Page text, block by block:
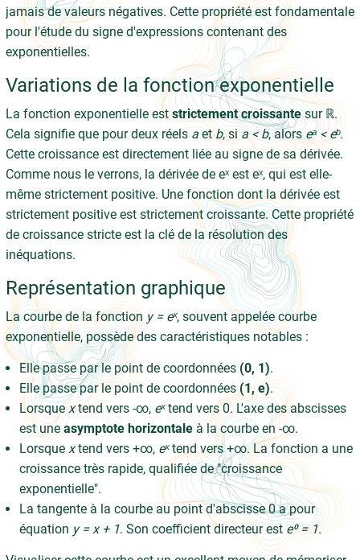
jamais de valeurs négatives. Cette propriété est fondamentale
pour l'étude du signe d'expressions contenant des
exponentielles.
Variations de la fonction exponentielle
La fonction exponentielle eststrictement croissantesur ℝ.
Cela signifie que pour deux réels aetb, sia < b, alorseᵃ < eᵇ.
Cette croissance est directement liée au signe de sa dérivée.
Comme nous le verrons, la dérivée de eˣ est eˣ, qui est elle-
même strictement positive. Une fonction dont la dérivée est
strictement positive est strictement croissante. Cette propriété
de croissance stricte est la clé de la résolution des
inéquations.
Représentation graphique
La courbe de la fonction y = eˣ, souvent appelée courbe
exponentielle, possède des caractéristiques notables :
Elle passe par le point de coordonnées (0, 1).
Elle passe par le point de coordonnées (1, e).
Lorsquextend vers -∞, eˣtend vers 0. L'axe des abscisses
est uneasymptote horizontaleà la courbe en -∞.
Lorsque xtend vers +∞, eˣtend vers +∞. La fonction a une
croissance très rapide, qualifiée de "croissance
exponentielle".
La tangente à la courbe au point d'abscisse 0 a pour
équation y = x + 1. Son coefficient directeur este⁰ = 1.